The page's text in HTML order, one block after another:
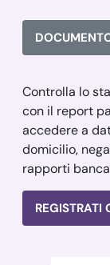
Controlla lo
con il report
accedere a
domicilio,
rapporti
REGISTRATI